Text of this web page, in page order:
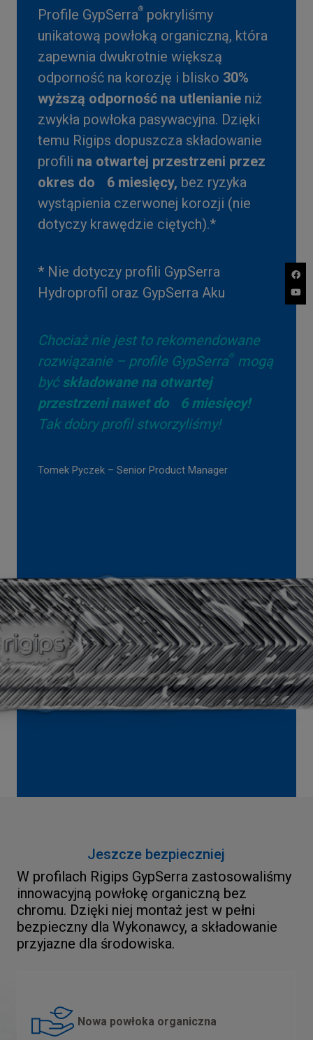
Profile GypSerra® pokryliśmy
unikatową powłoką organiczną, która
zapewnia dwukrotnie większą
odporność na korozję i blisko 30%
wyższą odporność na utlenianie niż
zwykła powłoka pasywacyjna. Dzięki
temu Rigips dopuszcza składowanie
profili na otwartej przestrzeni przez
okres do 6 miesięcy, bez ryzyka
wystąpienia czerwonej korozji (nie
dotyczy krawędzie ciętych).*
* Nie dotyczy profili GypSerra
Hydroprofil oraz GypSerra Aku
Chociaż nie jest to rekomendowane
rozwiązanie – profile GypSerra® mogą
byćskładowane na otwartej
przestrzeni nawet do 6 miesięcy!
Tak dobry profil stworzyliśmy!
Tomek Pyczek – Senior Product Manager
Jeszcze bezpieczniej
W profilach Rigips GypSerra zastosowaliśmy
innowacyjną powłokę organiczną bez
chromu. Dzięki niej montaż jest w pełni
bezpieczny dla Wykonawcy, a składowanie
przyjazne dla środowiska.
Nowa powłoka organiczna